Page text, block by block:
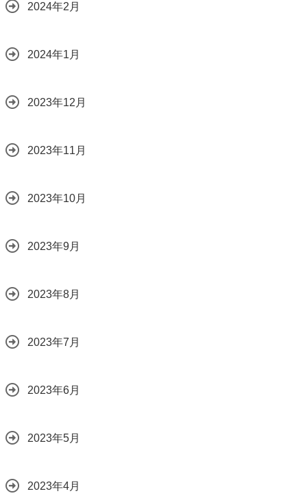
2024年2月
2024年1月
2023年12月
2023年11月
2023年10月
2023年9月
2023年8月
2023年7月
2023年6月
2023年5月
2023年4月